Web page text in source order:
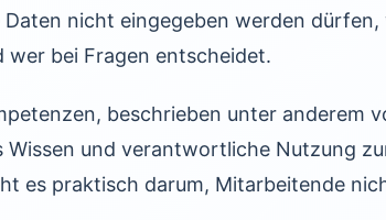
nicht eingegeben werden dürfen,
wer bei Fragen entscheidet.
beschrieben unter anderem
Wissen und verantwortliche Nutzung
es praktisch darum, Mitarbeitende